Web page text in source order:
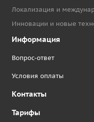
Локализация и
Инновации и новые
Информация
Вопрос-ответ
Условия оплаты
Контакты
Тарифы